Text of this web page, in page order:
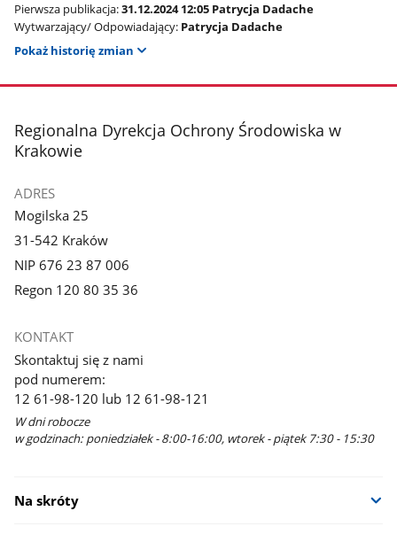
Pierwsza publikacja:31.12.2024 12:05 Patrycja Dadache
Wytwarzający/ Odpowiadający: Patrycja Dadache
Pokaż historię zmian
stopka
Regionalna Dyrekcja Ochrony Środowiska w
Krakowie
ADRES
Mogilska 25
31-542 Kraków
NIP 676 23 87 006
Regon 120 80 35 36
KONTAKT
Skontaktuj się z nami
pod numerem:
12 61-98-120 lub 12 61-98-121
W dni robocze
w godzinach: poniedziałek - 8:00-16:00, wtorek - piątek 7:30 - 15:30
Na skróty